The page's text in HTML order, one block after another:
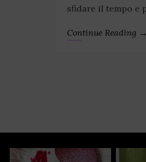
sfidare il tempo e
Continue Reading →